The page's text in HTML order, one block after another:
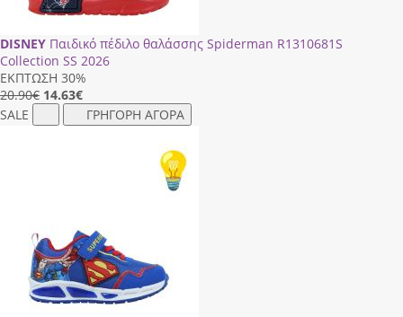
DISNEY Παιδικό πέδιλο θαλάσσης Spiderman R1310681S
Collection SS 2026
ΕΚΠΤΩΣΗ 30%
20.90€ 14.63€
SALE
ΓΡΗΓΟΡΗ ΑΓΟΡΑ